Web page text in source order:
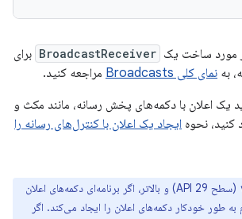
مورد ساخت یک BroadcastReceiver برای
به نمای کلی Broadcasts
مراجعه کنید.
یک اعلان با دکمه‌های پخش رسانه، مانند مکث و
کنید، نحوه ایجاد یک اعلان با کنترل‌های رسانه را
در اندروید ۱۰ (سطح API 29) و بالاتر، اگر برنامه‌ای دکمه‌های اعلان
به طور خودکار دکمه‌های اعلان را ایجاد می‌کند. اگر